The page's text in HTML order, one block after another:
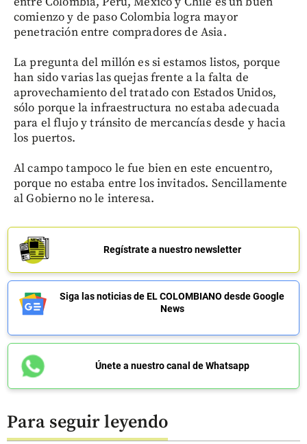
comienzo y de paso Colombia logra mayor
penetración entre compradores de Asia.
La pregunta del millón es si estamos listos, porque
han sido varias las quejas frente a la falta de
aprovechamiento del tratado con Estados Unidos,
sólo porque la infraestructura no estaba adecuada
para el flujo y tránsito de mercancías desde y hacia
los puertos.
Al campo tampoco le fue bien en este encuentro,
porque no estaba entre los invitados. Sencillamente
al Gobierno no le interesa.
Regístrate a nuestro newsletter
Siga las noticias de EL COLOMBIANO desde Google
News
Únete a nuestro canal de Whatsapp
Para seguir leyendo